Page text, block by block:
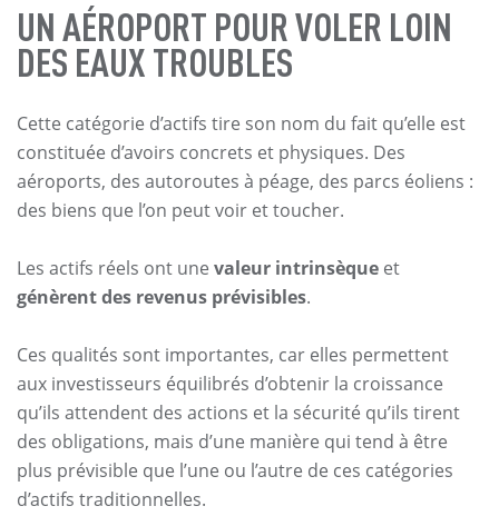
UN AÉROPORT POUR VOLER LOIN
DES EAUX TROUBLES
Cette catégorie d’actifs tire son nom du fait qu’elle est
constituée d’avoirs concrets et physiques. Des
aéroports, des autoroutes à péage, des parcs éoliens :
des biens que l’on peut voir et toucher.
Les actifs réels ont une valeur intrinsèque et
génèrent des revenus prévisibles.
Ces qualités sont importantes, car elles permettent
aux investisseurs équilibrés d’obtenir la croissance
qu’ils attendent des actions et la sécurité qu’ils tirent
des obligations, mais d’une manière qui tend à être
plus prévisible que l’une ou l’autre de ces catégories
d’actifs traditionnelles.